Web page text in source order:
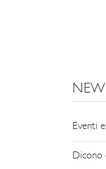
Eventi
Dicono